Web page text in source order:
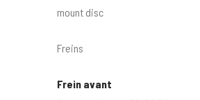
mount disc
Freins
Frein avant